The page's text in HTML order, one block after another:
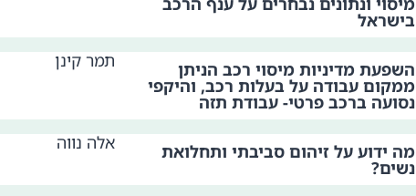
בישראל
השפעת מדיניות מיסוי רכב הניתן
ממקום עבודה על בעלות רכב, והיקפי
נסועה ברכב פרטי- עבודת תזה
תמר קינן
מה ידוע על זיהום סביבתי ותחלואת
נשים?
אלה נווה